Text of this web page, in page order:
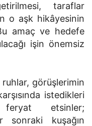
taraflar
o aşk hikâyesinin
amaç ve hedefe
işin önemsiz
ruhlar, görüşlerimin
istedikleri
etsinler;
sonraki kuşağın